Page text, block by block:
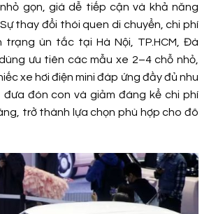
gọn, giá dễ tiếp cận và khả năng
thay đổi thói quen di chuyển, chi phí
ùn tắc tại Hà Nội, TP.HCM, Đà
ưu tiên các mẫu xe 2–4 chỗ nhỏ,
xe hơi điện mini đáp ứng đầy đủ nhu
đưa đón con và giảm đáng kể chi phí
trở thành lựa chọn phù hợp cho đô